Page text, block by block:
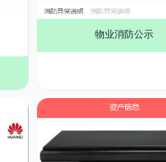
物业消防公示